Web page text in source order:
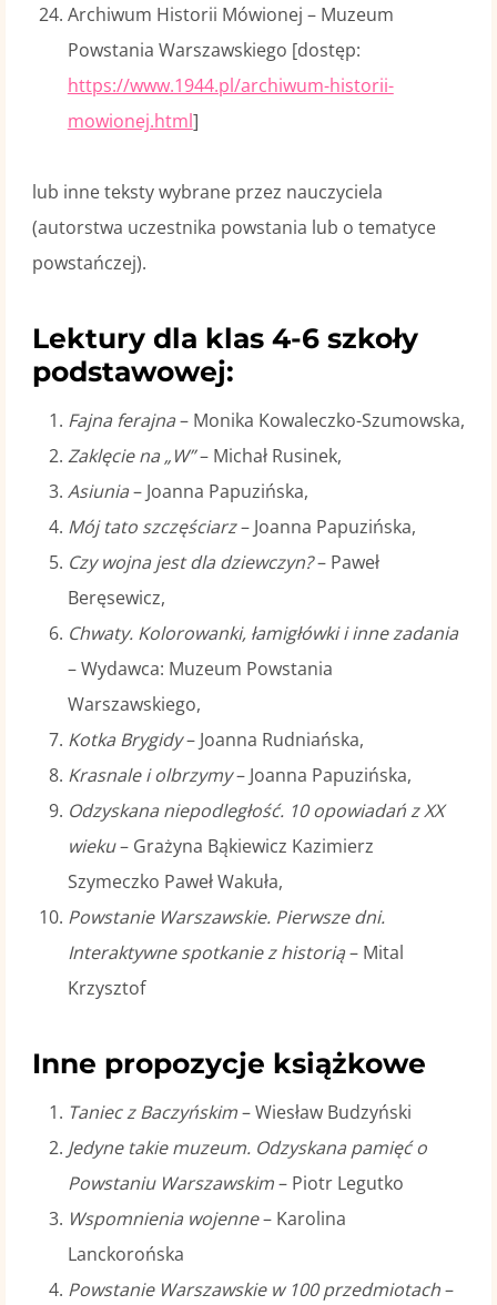
Archiwum Historii Mówionej – Muzeum
Powstania Warszawskiego [dostęp:
https://www.1944.pl/archiwum-historii-
mowionej.html]
lub inne teksty wybrane przez nauczyciela
(autorstwa uczestnika powstania lub o tematyce
powstańczej).
Lektury dla klas 4-6 szkoły
podstawowej:
Fajna ferajna– Monika Kowaleczko-Szumowska,
Zaklęcie na „W”– Michał Rusinek,
Asiunia– Joanna Papuzińska,
Mój tato szczęściarz– Joanna Papuzińska,
Czy wojna jest dla dziewczyn?– Paweł
Beręsewicz,
Chwaty. Kolorowanki, łamigłówki i inne zadania
– Wydawca: Muzeum Powstania
Warszawskiego,
Kotka Brygidy– Joanna Rudniańska,
Krasnale i olbrzymy– Joanna Papuzińska,
Odzyskana niepodległość. 10 opowiadań z XX
wieku– Grażyna Bąkiewicz Kazimierz
Szymeczko Paweł Wakuła,
Powstanie Warszawskie. Pierwsze dni.
Interaktywne spotkanie z historią– Mital
Krzysztof
Inne propozycje książkowe
Taniec z Baczyńskim– Wiesław Budzyński
Jedyne takie muzeum. Odzyskana pamięć o
Powstaniu Warszawskim– Piotr Legutko
Wspomnienia wojenne– Karolina
Lanckorońska
Powstanie Warszawskie w 100 przedmiotach–